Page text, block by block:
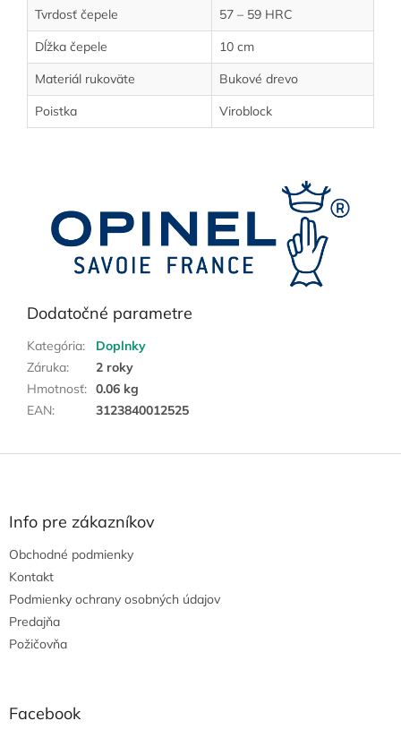
Tvrdosť čepele
57 – 59 HRC
Dĺžka čepele
10 cm
Materiál rukoväte
Bukové drevo
Poistka
Viroblock
Dodatočné parametre
Kategória:
Doplnky
Záruka:
2 roky
Hmotnosť: 0.06 kg
EAN: 3123840012525
Z
Info pre zákazníkov
Obchodné podmienky
Kontakt
Podmienky ochrany osobných údajov
Predajňa
Požičovňa
Facebook